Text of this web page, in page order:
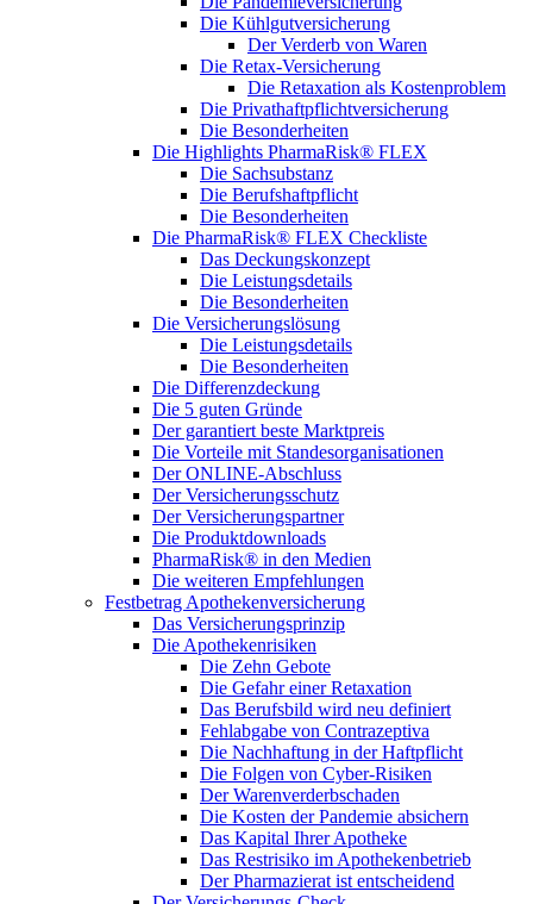
Die Kühlgutversicherung
Der Verderb von Waren
Die Retax-Versicherung
Die Retaxation als Kostenproblem
Die Privathaftpflichtversicherung
Die Besonderheiten
Die Highlights PharmaRisk® FLEX
Die Sachsubstanz
Die Berufshaftpflicht
Die Besonderheiten
Die PharmaRisk® FLEX Checkliste
Das Deckungskonzept
Die Leistungsdetails
Die Besonderheiten
Die Versicherungslösung
Die Leistungsdetails
Die Besonderheiten
Die Differenzdeckung
Die 5 guten Gründe
Der garantiert beste Marktpreis
Die Vorteile mit Standesorganisationen
Der ONLINE-Abschluss
Der Versicherungsschutz
Der Versicherungspartner
Die Produktdownloads
PharmaRisk® in den Medien
Die weiteren Empfehlungen
Festbetrag Apothekenversicherung
Das Versicherungsprinzip
Die Apothekenrisiken
Die Zehn Gebote
Die Gefahr einer Retaxation
Das Berufsbild wird neu definiert
Fehlabgabe von Contrazeptiva
Die Nachhaftung in der Haftpflicht
Die Folgen von Cyber-Risiken
Der Warenverderbschaden
Die Kosten der Pandemie absichern
Das Kapital Ihrer Apotheke
Das Restrisiko im Apothekenbetrieb
Der Pharmazierat ist entscheidend